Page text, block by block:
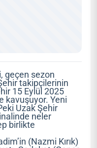
geçen sezon
takipçilerinin
15 Eylül 2025
kavuşuyor. Yeni
Uzak Şehir
neler
birlikte
(Nazmi Kırık)